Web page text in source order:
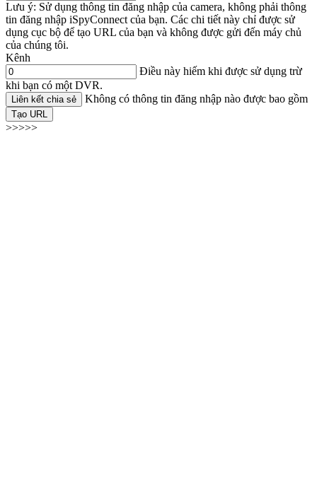
Lưu ý: Sử dụng thông tin đăng nhập của camera, không phải thông
tin đăng nhập iSpyConnect của bạn. Các chi tiết này chỉ được sử
dụng cục bộ để tạo URL của bạn và không được gửi đến máy chủ
của chúng tôi.
Kênh
Điều này hiếm khi được sử dụng trừ
khi bạn có một DVR.
Liên kết chia sẻ Không có thông tin đăng nhập nào được bao gồm
Tạo URL
>>>>>